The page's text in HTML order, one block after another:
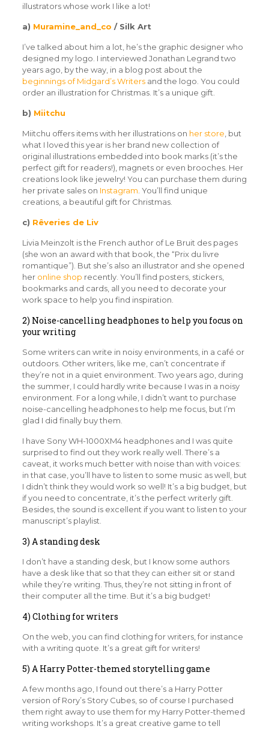
illustrators whose work I like a lot!
a) Muramine_and_co / Silk Art
I’ve talked about him a lot, he’s the graphic designer who
designed my logo. I interviewed Jonathan Legrand two
years ago, by the way, in a blog post about the
beginnings of Midgard’s Writersand the logo. You could
order an illustration for Christmas. It’s a unique gift.
b) Miitchu
Miitchu offers items with her illustrations on her store , but
what I loved this year is her brand new collection of
original illustrations embedded into book marks (it’s the
perfect gift for readers!), magnets or even brooches. Her
creations look like jewelry! You can purchase them during
her private sales on Instagram . You’ll find unique
creations, a beautiful gift for Christmas.
c) Rêveries de Liv
Livia Meinzolt is the French author of Le Bruit des pages
(she won an award with that book, the “Prix du livre
romantique”). But she’s also an illustrator and she opened
heronline shop recently. You’ll find posters, stickers,
bookmarks and cards, all you need to decorate your
work space to help you find inspiration.
2) Noise-cancelling headphones to help you focus on
your writing
Some writers can write in noisy environments, in a café or
outdoors. Other writers, like me, can’t concentrate if
they’re not in a quiet environment. Two years ago, during
the summer, I could hardly write because I was in a noisy
environment. For a long while, I didn’t want to purchase
noise-cancelling headphones to help me focus, but I’m
glad I did finally buy them.
I have Sony WH-1000XM4 headphones and I was quite
surprised to find out they work really well. There’s a
caveat, it works much better with noise than with voices:
in that case, you’ll have to listen to some music as well, but
I didn’t think they would work so well! It’s a big budget, but
if you need to concentrate, it’s the perfect writerly gift.
Besides, the sound is excellent if you want to listen to your
manuscript’s playlist.
3) A standing desk
I don’t have a standing desk, but I know some authors
have a desk like that so that they can either sit or stand
while they’re writing. Thus, they’re not sitting in front of
their computer all the time. But it’s a big budget!
4) Clothing for writers
On the web, you can find clothing for writers, for instance
with a writing quote. It’s a great gift for writers!
5) A Harry Potter-themed storytelling game
A few months ago, I found out there’s a Harry Potter
version of Rory’s Story Cubes, so of course I purchased
them right away to use them for my Harry Potter-themed
writing workshops. It’s a great creative game to tell